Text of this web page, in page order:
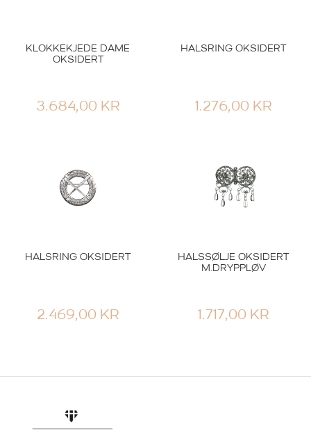
KLOKKEKJEDE DAME
OKSIDERT
3.684,00 KR
HALSRING OKSIDERT
1.276,00 KR
HALSRING OKSIDERT
2.469,00 KR
HALSSØLJE OKSIDERT
M.DRYPPLØV
1.717,00 KR